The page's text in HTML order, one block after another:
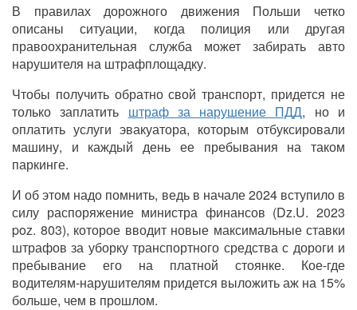
В правилах дорожного движения Польши четко
описаны ситуации, когда полиция или другая
правоохранительная служба может забирать авто
нарушителя на штрафплощадку.
Чтобы получить обратно свой транспорт, придется не
только заплатить штраф за нарушение ПДД, но и
оплатить услуги эвакуатора, которым отбуксировали
машину, и каждый день ее пребывания на таком
паркинге.
И об этом надо помнить, ведь в начале 2024 вступило в
силу распоряжение министра финансов (Dz.U. 2023
poz. 803), которое вводит новые максимальные ставки
штрафов за уборку транспортного средства с дороги и
пребывание его на платной стоянке. Кое-где
водителям-нарушителям придется выложить аж на 15%
больше, чем в прошлом.